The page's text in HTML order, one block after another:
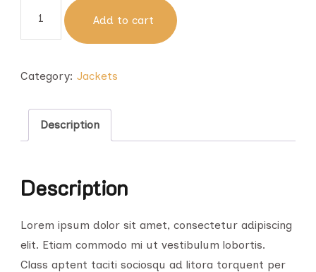
Add to cart
Category: Jackets
Description
Description
Lorem ipsum dolor sit amet, consectetur adipiscing
elit. Etiam commodo mi ut vestibulum lobortis.
Class aptent taciti sociosqu ad litora torquent per